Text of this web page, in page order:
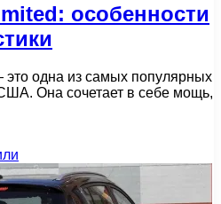
особенности
одна из самых популярных
Она сочетает в себе мощь,